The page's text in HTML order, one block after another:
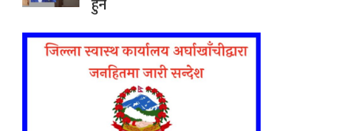
हुने